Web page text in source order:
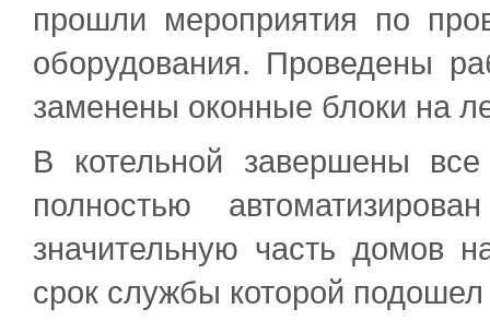
прошли мероприятия по
оборудования. Проведены
заменены оконные блоки на
В котельной завершены
полностью
значительную часть домов
срок службы которой подошел